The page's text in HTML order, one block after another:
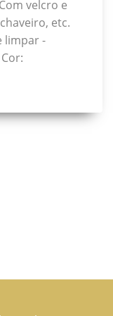
velcro e
etc.
limpar -